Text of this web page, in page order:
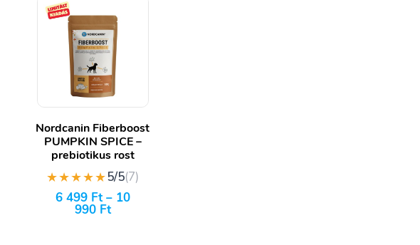
Nordcanin Fiberboost
PUMPKIN SPICE –
prebiotikus rost
★★★★★5/5(7)
6 499 Ft– 10
990 Ft